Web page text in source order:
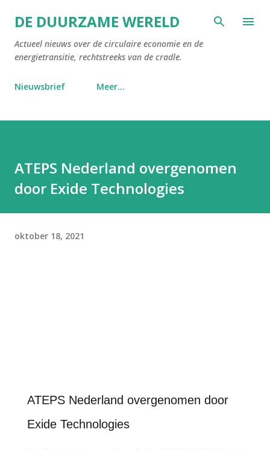
Doorgaan naar hoofdcontent
DE DUURZAME WERELD
Actueel nieuws over de circulaire economie en de
energietransitie, rechtstreeks van de cradle.
Nieuwsbrief Meer…
ATEPS Nederland overgenomen
door Exide Technologies
oktober 18, 2021
ATEPS Nederland overgenomen door
Exide Technologies